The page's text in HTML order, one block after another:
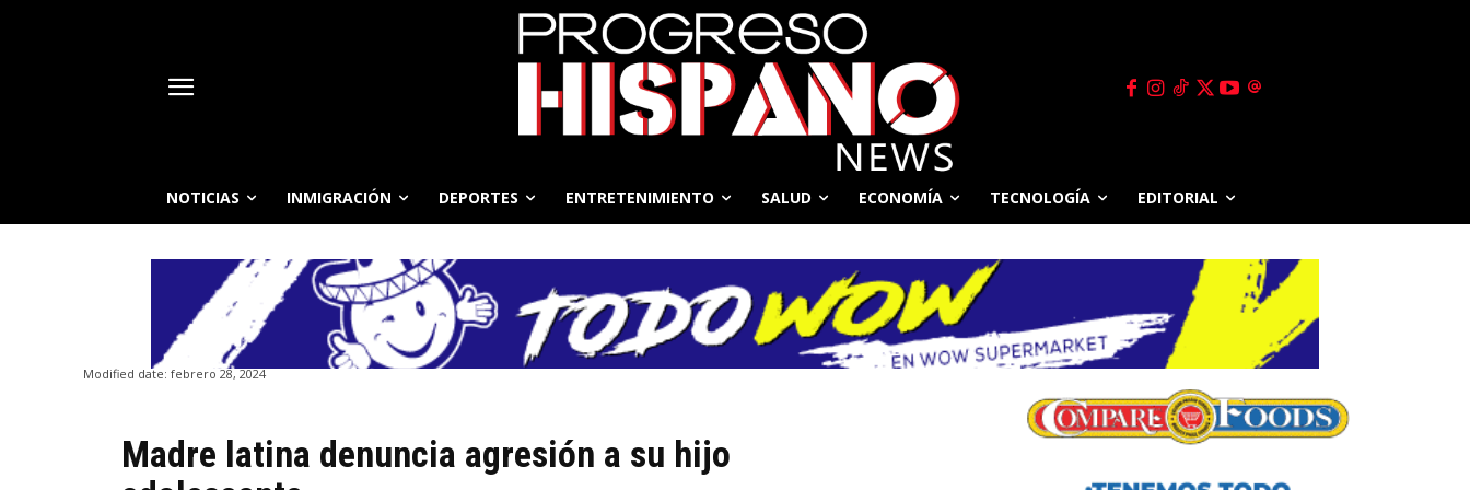
NOTICIAS INMIGRACIÓN DEPORTES ENTRETENIMIENTO SALUD ECONOMÍA TECNOLOGÍA EDITORIAL
Modified date: febrero 28, 2024
Madre latina denuncia agresión a su hijo